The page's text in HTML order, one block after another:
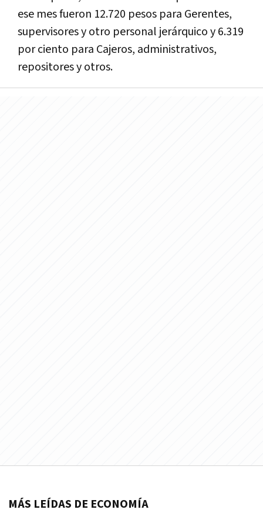
ese mes fueron 12.720 pesos para Gerentes,
supervisores y otro personal jerárquico y 6.319
por ciento para Cajeros, administrativos,
repositores y otros.
MÁS LEÍDAS DE ECONOMÍA